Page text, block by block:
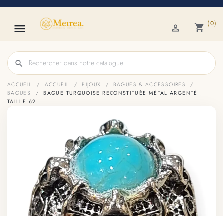
 shopping_cart (0)

search
ACCUEIL ACCUEIL BIJOUX
BAGUES & ACCESSOIRES
BAGUES
BAGUE TURQUOISE RECONSTITUÉE MÉTAL ARGENTÉ
TAILLE 62